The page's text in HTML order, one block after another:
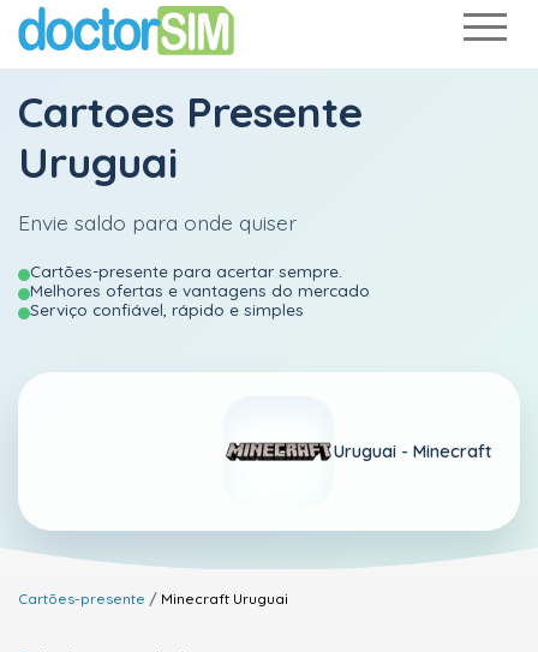
Cartoes Presente
Uruguai
Envie saldo para onde quiser
Cartões-presente para acertar sempre.
Melhores ofertas e vantagens do mercado
Serviço confiável, rápido e simples
Uruguai - Minecraft
Cartões-presente Minecraft Uruguai